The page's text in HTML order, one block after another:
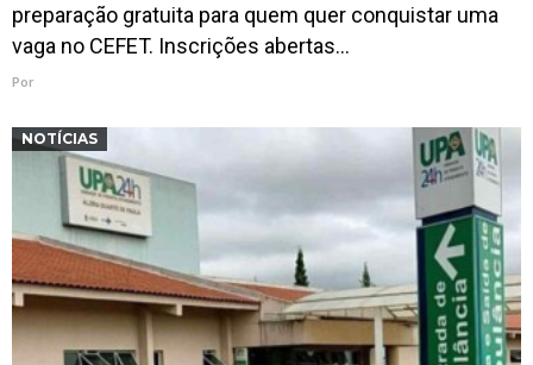
preparação gratuita para quem quer conquistar uma
vaga no CEFET. Inscrições abertas…
Por
NOTÍCIAS